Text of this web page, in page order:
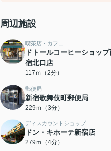
周辺施設
喫茶店・カフェ
ドトールコーヒーショッ
宿北口店
117ｍ（2分）
郵便局
新宿歌舞伎町郵便局
229ｍ（3分）
ディスカウントショップ
ドン・キホーテ新宿店
279ｍ（4分）